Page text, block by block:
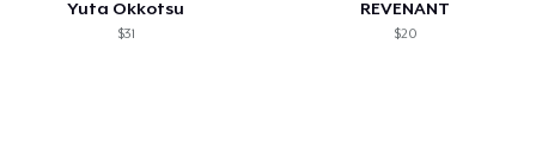
Yuta Okkotsu
$31
REVENANT
$20